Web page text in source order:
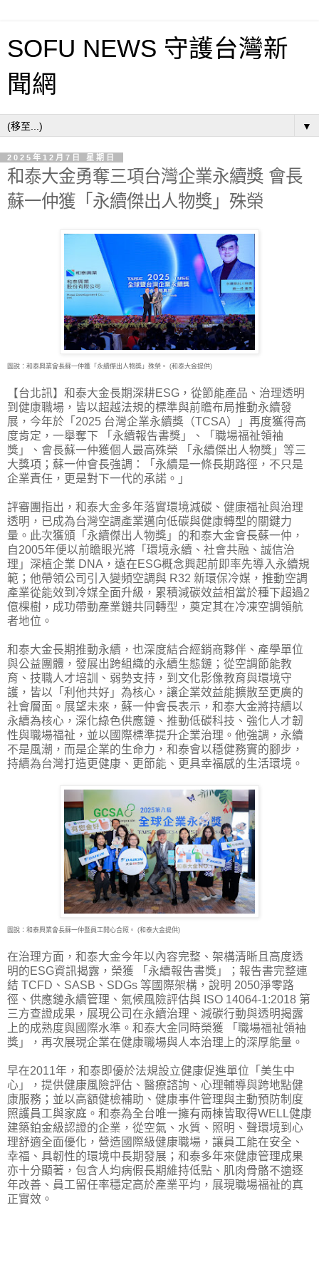
SOFU NEWS 守護台灣新
聞網
▼
2025年12月7日 星期日
和泰大金勇奪三項台灣企業永續獎 會長
蘇一仲獲「永續傑出人物獎」殊榮
圖說：和泰興業會長蘇一仲獲「永續傑出人物獎」殊榮。 (和泰大金提供)
【台北訊】和泰大金長期深耕ESG，從節能產品、治理透明
到健康職場，皆以超越法規的標準與前瞻布局推動永續發
展，今年於「2025 台灣企業永續獎（TCSA）」再度獲得高
度肯定，一舉奪下 「永續報告書獎」、「職場福祉領袖
獎」、會長蘇一仲獲個人最高殊榮 「永續傑出人物獎」等三
大獎項；蘇一仲會長強調：「永續是一條長期路徑，不只是
企業責任，更是對下一代的承諾。」
評審團指出，和泰大金多年落實環境減碳、健康福祉與治理
透明，已成為台灣空調產業邁向低碳與健康轉型的關鍵力
量。此次獲頒「永續傑出人物獎」的和泰大金會長蘇一仲，
自2005年便以前瞻眼光將「環境永續、社會共融、誠信治
理」深植企業 DNA，遠在ESG概念興起前即率先導入永續規
範；他帶領公司引入變頻空調與 R32 新環保冷媒，推動空調
產業從能效到冷媒全面升級，累積減碳效益相當於種下超過2
億棵樹，成功帶動產業鏈共同轉型，奠定其在冷凍空調領航
者地位。
和泰大金長期推動永續，也深度結合經銷商夥伴、產學單位
與公益團體，發展出跨組織的永續生態鏈；從空調節能教
育、技職人才培訓、弱勢支持，到文化影像教育與環境守
護，皆以「利他共好」為核心，讓企業效益能擴散至更廣的
社會層面。展望未來，蘇一仲會長表示，和泰大金將持續以
永續為核心，深化綠色供應鏈、推動低碳科技、強化人才韌
性與職場福祉，並以國際標準提升企業治理。他強調，永續
不是風潮，而是企業的生命力，和泰會以穩健務實的腳步，
持續為台灣打造更健康、更節能、更具幸福感的生活環境。
圖說：和泰興業會長蘇一仲暨員工開心合照。 (和泰大金提供)
在治理方面，和泰大金今年以內容完整、架構清晰且高度透
明的ESG資訊揭露，榮獲 「永續報告書獎」；報告書完整連
結 TCFD、SASB、SDGs 等國際架構，說明 2050淨零路
徑、供應鏈永續管理、氣候風險評估與 ISO 14064-1:2018 第
三方查證成果，展現公司在永續治理、減碳行動與透明揭露
上的成熟度與國際水準。和泰大金同時榮獲 「職場福祉領袖
獎」，再次展現企業在健康職場與人本治理上的深厚能量。
早在2011年，和泰即優於法規設立健康促進單位「美生中
心」，提供健康風險評估、醫療諮詢、心理輔導與跨地點健
康服務；並以高額健檢補助、健康事件管理與主動預防制度
照護員工與家庭。和泰為全台唯一擁有兩棟皆取得WELL健康
建築鉑金級認證的企業，從空氣、水質、照明、聲環境到心
理舒適全面優化，營造國際級健康職場，讓員工能在安全、
幸福、具韌性的環境中長期發展；和泰多年來健康管理成果
亦十分顯著，包含人均病假長期維持低點、肌肉骨骼不適逐
年改善、員工留任率穩定高於產業平均，展現職場福祉的真
正實效。